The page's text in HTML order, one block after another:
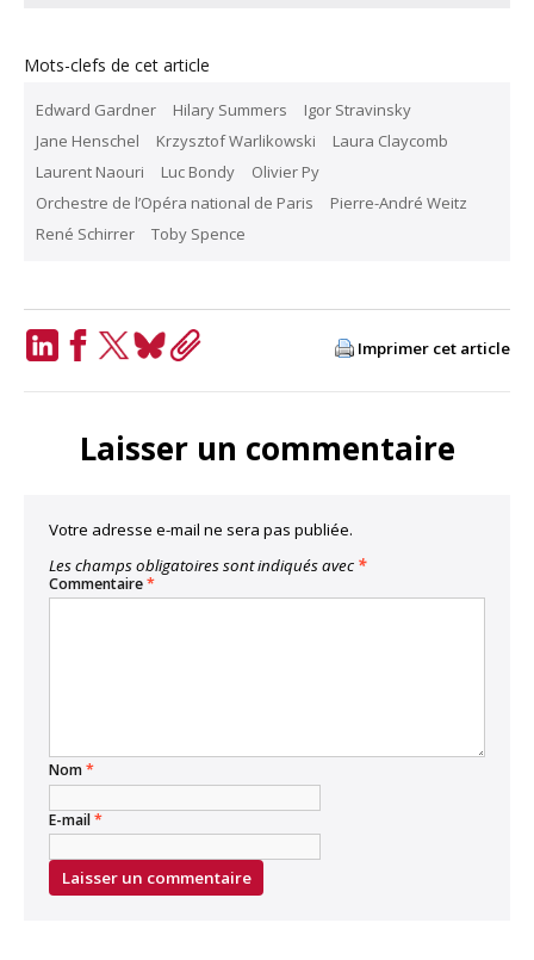
Mots-clefs de cet article
Edward Gardner Hilary Summers
Igor Stravinsky
Jane Henschel
Krzysztof Warlikowski
Laura Claycomb
Laurent Naouri
Luc Bondy
Olivier Py
Orchestre de l’Opéra national de Paris
Pierre-André Weitz
René Schirrer
Toby Spence
Imprimer cet article
Laisser un commentaire
Votre adresse e-mail ne sera pas publiée.
Les champs obligatoires sont indiqués avec *
Commentaire*
Nom*
E-mail*